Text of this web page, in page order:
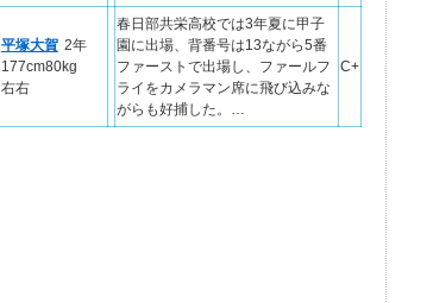
平塚大賀 2年
177cm80kg
右右
春日部共栄高校では3年夏に甲子
園に出場、背番号は13ながら5番
ファーストで出場し、ファールフ
ライをカメラマン席に飛び込みな
がらも好捕した。…
C+